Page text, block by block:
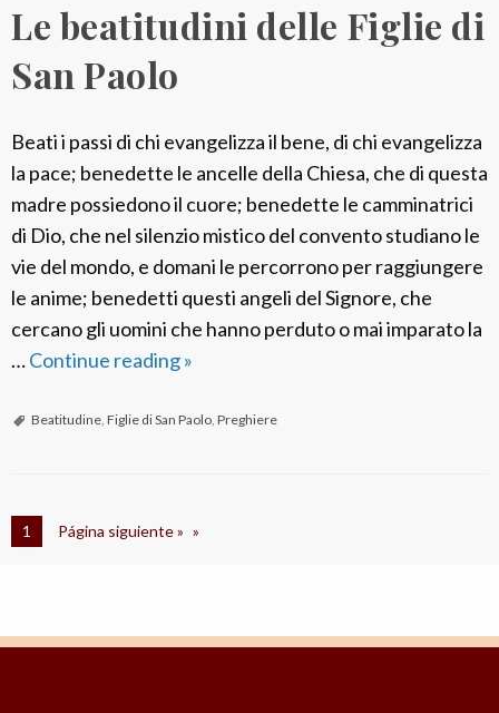
Le beatitudini delle Figlie di
San Paolo
Beati i passi di chi evangelizza il bene, di chi evangelizza
la pace; benedette le ancelle della Chiesa, che di questa
madre possiedono il cuore; benedette le camminatrici
di Dio, che nel silenzio mistico del convento studiano le
vie del mondo, e domani le percorrono per raggiungere
le anime; benedetti questi angeli del Signore, che
cercano gli uomini che hanno perduto o mai imparato la
…Continue readingL
b
d
»
Beatitudine, Figlie di San Paolo, Preghiere
1 Página siguiente »